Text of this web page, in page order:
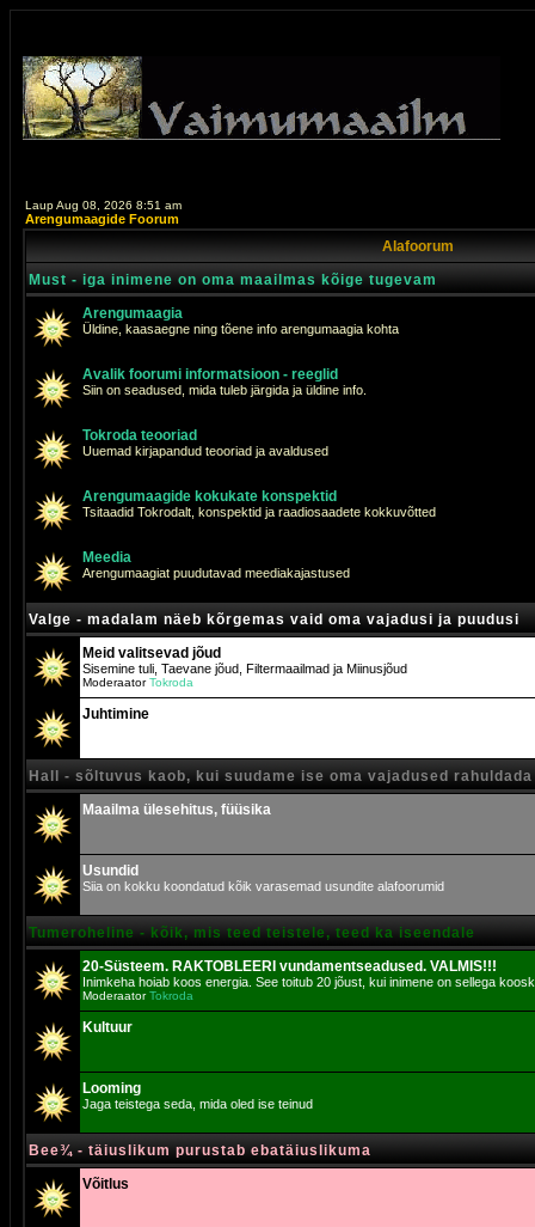
Laup Aug 08, 2026 8:51 am
Arengumaagide Foorum
Alafoorum
Must - iga inimene on oma maailmas kõige tugevam
Arengumaagia
Üldine, kaasaegne ning tõene info arengumaagia kohta
Avalik foorumi informatsioon - reeglid
Siin on seadused, mida tuleb järgida ja üldine info.
Tokroda teooriad
Uuemad kirjapandud teooriad ja avaldused
Arengumaagide kokukate konspektid
Tsitaadid Tokrodalt, konspektid ja raadiosaadete kokkuvõtted
Meedia
Arengumaagiat puudutavad meediakajastused
Valge - madalam näeb kõrgemas vaid oma vajadusi ja puudusi
Meid valitsevad jõud
Sisemine tuli, Taevane jõud, Filtermaailmad ja Miinusjõud
ModeraatorTokroda
Juhtimine
Hall - sõltuvus kaob, kui suudame ise oma vajadused rahuldada
Maailma ülesehitus, füüsika
Usundid
Siia on kokku koondatud kõik varasemad usundite alafoorumid
Tumeroheline - kõik, mis teed teistele, teed ka iseendale
20-Süsteem. RAKTOBLEERI vundamentseadused. VALMIS!!!
Inimkeha hoiab koos energia. See toitub 20 jõust, kui inimene on sellega
ModeraatorTokroda
Kultuur
Looming
Jaga teistega seda, mida oled ise teinud
Bee¾ - täiuslikum purustab ebatäiuslikuma
Võitlus